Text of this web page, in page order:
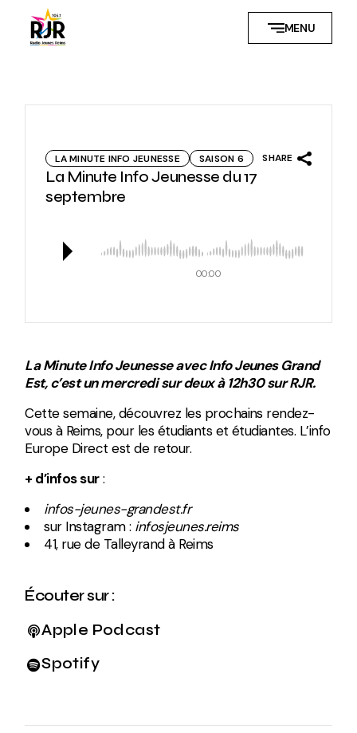
content
MENU
LA MINUTE INFO JEUNESSE SAISON 6
La Minute Info Jeunesse du 17
septembre
SHARE
00:00
La Minute Info Jeunesse avec Info Jeunes Grand
Est, c’est un mercredi sur deux à 12h30 sur RJR.
Cette semaine, découvrez les prochains rendez-
vous à Reims, pour les étudiants et étudiantes. L’info
Europe Direct est de retour.
+ d’infos sur:
infos-jeunes-grandest.fr
sur Instagram : infosjeunes.reims
41, rue de Talleyrand à Reims
Écouter sur :
Apple Podcast
Spotify